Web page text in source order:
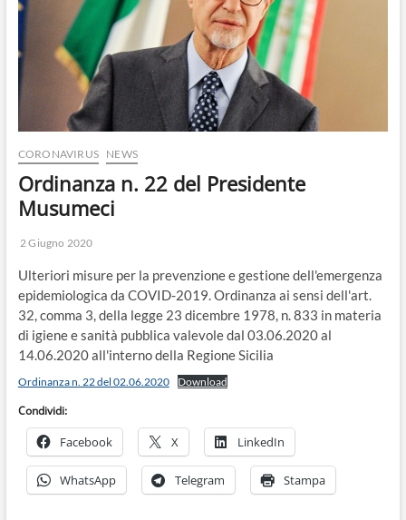
CORONAVIRUS NEWS
Ordinanza n. 22 del Presidente
Musumeci
2 Giugno 2020
Ulteriori misure per la prevenzione e gestione dell'emergenza
epidemiologica da COVID-2019. Ordinanza ai sensi dell'art.
32, comma 3, della legge 23 dicembre 1978, n. 833 in materia
di igiene e sanità pubblica valevole dal 03.06.2020 al
14.06.2020 all'interno della Regione Sicilia
Ordinanza n. 22 del 02.06.2020 Download
Condividi:
Facebook X LinkedIn
WhatsApp Telegram Stampa